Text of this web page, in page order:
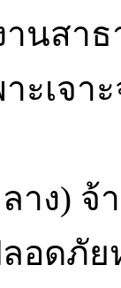
นสา
ะเจา
าง) จ้
อดภั